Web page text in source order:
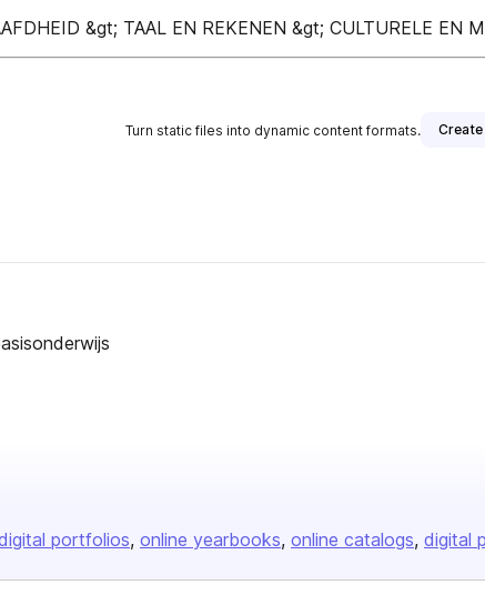
&gt; TAAL EN REKENEN &gt; CULTURELE EN
Turn static files into dynamic content formats.
portfolios online yearbooks online catalogs digital